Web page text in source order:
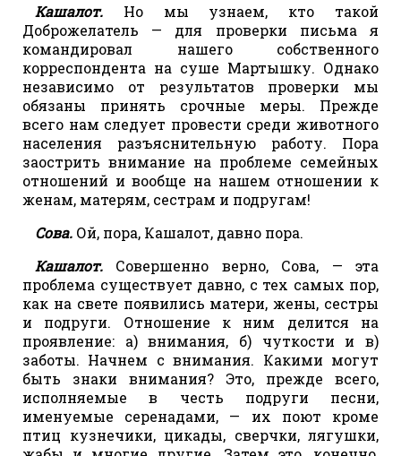
Кашалот. Но мы узнаем, кто такой
Доброжелатель — для проверки письма я
командировал нашего собственного
корреспондента на суше Мартышку. Однако
независимо от результатов проверки мы
обязаны принять срочные меры. Прежде
всего нам следует провести среди животного
населения разъяснительную работу. Пора
заострить внимание на проблеме семейных
отношений и вообще на нашем отношении к
женам, матерям, сестрам и подругам!
Сова. Ой, пора, Кашалот, давно пора.
Кашалот. Совершенно верно, Сова, — эта
проблема существует давно, с тех самых пор,
как на свете появились матери, жены, сестры
и подруги. Отношение к ним делится на
проявление: а) внимания, б) чуткости и в)
заботы. Начнем с внимания. Какими могут
быть знаки внимания? Это, прежде всего,
исполняемые в честь подруги песни,
именуемые серенадами, — их поют кроме
птиц кузнечики, цикады, сверчки, лягушки,